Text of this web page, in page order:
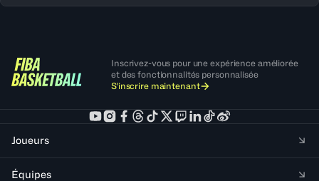
Inscrivez-vous pour une expérience améliorée
et des fonctionnalités personnalisée
S'inscrire maintenant
Joueurs
Équipes